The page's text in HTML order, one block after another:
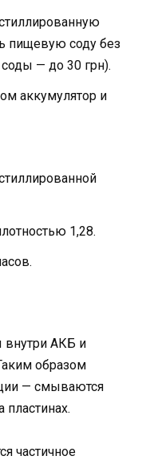
пищевую соду без
— до 30 грн).
аккумулятор и
1,28.
внутри АКБ и
образом
— смываются
частичное